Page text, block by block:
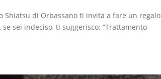
Shiatsu di Orbassano ti invita a fare un regalo
sei indeciso, ti suggerisco: “Trattamento